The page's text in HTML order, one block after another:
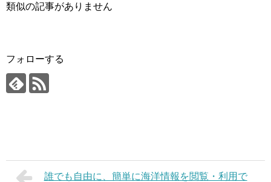
類似の記事がありません
フォローする
誰でも自由に、簡単に海洋情報を閲覧・利用で